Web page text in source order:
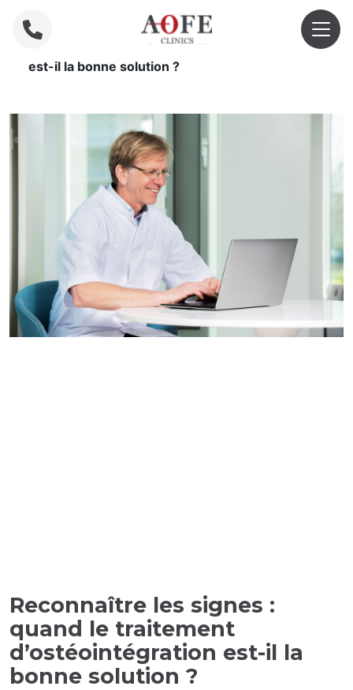
Quand le traitement d’ostéointégration
est-il la bonne solution ?
Reconnaître les signes :
quand le traitement
d’ostéointégration est-il la
bonne solution ?